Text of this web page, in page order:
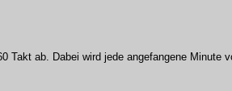
Takt ab. Dabei wird jede angefangene Minute